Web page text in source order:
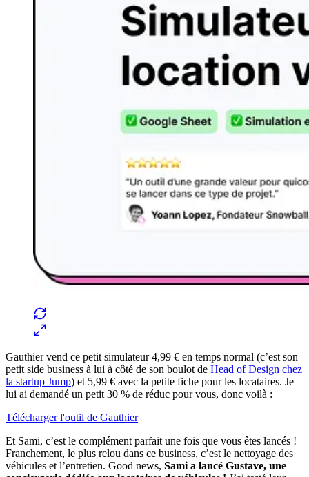
Gauthier vend ce petit simulateur 4,99 € en temps normal (c’est son
petit side business à lui à côté de son boulot de Head of Design chez
la startup Jump) et 5,99 € avec la petite fiche pour les locataires. Je
lui ai demandé un petit 30 % de réduc pour vous, donc voilà :
Télécharger l'outil de Gauthier
Et Sami, c’est le complément parfait une fois que vous êtes lancés !
Franchement, le plus relou dans ce business, c’est le nettoyage des
véhicules et l’entretien. Good news, Sami a lancé Gustave, une